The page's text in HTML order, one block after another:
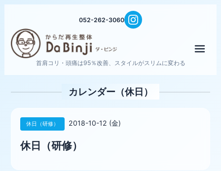
052-262-3060
首肩コリ・頭痛は95％改善、スタイルがスリムに変わる
カレンダー（休日）
休日（研修） 2018-10-12 (金)
休日（研修）